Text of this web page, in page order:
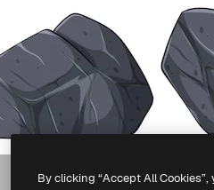
Mobiele app
Alle Magnific-tools
Alle rechten voorbehouden
By clicking “Accept All